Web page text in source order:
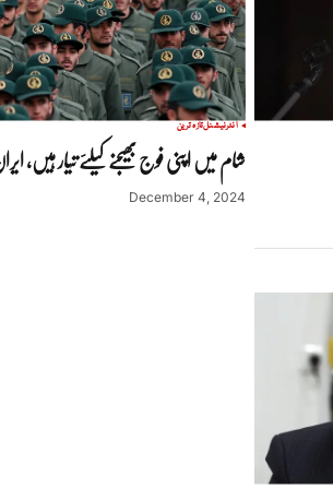
انٹرنیشنلتازہ ترین
شام میں اپنی فوج بھیجنے کیلئے تیار ہیں،
December 4, 2024